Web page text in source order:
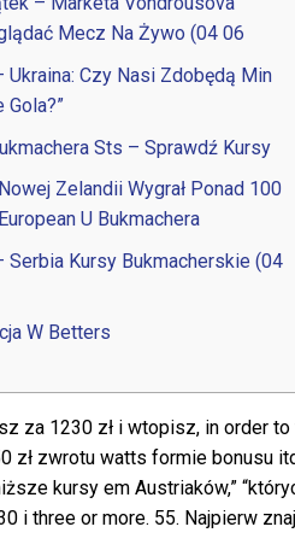
Mecz Na Żywo (04 06
Ukraina: Czy Nasi Zdobędą Min
Gola?”
Sts – Sprawdź Kursy
Zelandii Wygrał Ponad 100
U Bukmachera
Serbia Kursy Bukmacherskie (04
W Betters
za 1230 zł i wtopisz, in order
zł zwrotu watts formie bonusu
kursy em Austriaków,”
i three or more. 55. Najpierw